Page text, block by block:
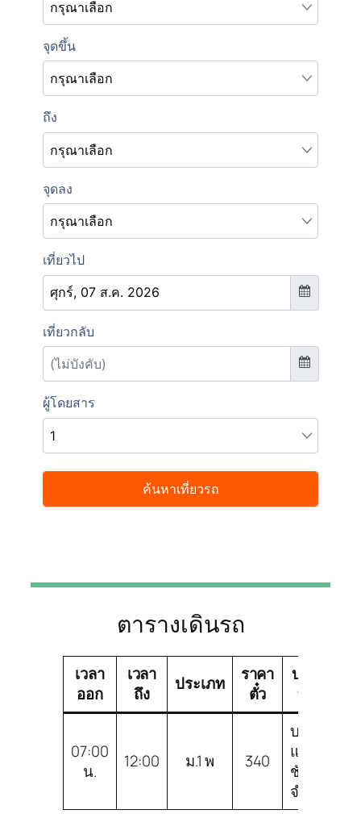
ตารางเดินรถ
เวลา
ออก
เวลา
ถึง
ประเภท
ราคา
ตั๋ว
บริษัท
ทัวร์
07:00
น.
12:00 ม.1 พ 340
บริษัท
แอร์
ชัยภูมิ
จำกัด